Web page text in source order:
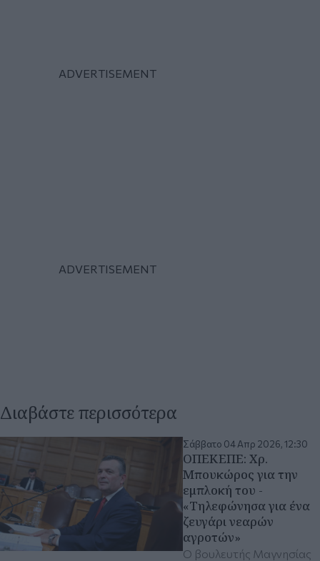
Διαβάστε περισσότερα
Σάββατο 04 Απρ 2026, 12:30
ΟΠΕΚΕΠΕ: Χρ.
Μπουκώρος για την
εμπλοκή του -
«Τηλεφώνησα για ένα
ζευγάρι νεαρών
αγροτών»
Ο βουλευτής Μαγνησίας